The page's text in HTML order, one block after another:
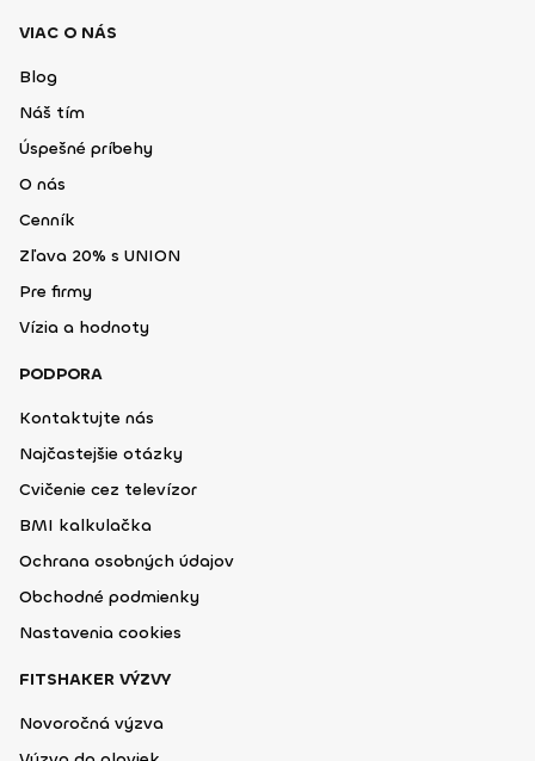
VIAC O NÁS
Blog
Náš tím
Úspešné príbehy
O nás
Cenník
Zľava 20% s UNION
Pre firmy
Vízia a hodnoty
PODPORA
Kontaktujte nás
Najčastejšie otázky
Cvičenie cez televízor
BMI kalkulačka
Ochrana osobných údajov
Obchodné podmienky
Nastavenia cookies
FITSHAKER VÝZVY
Novoročná výzva